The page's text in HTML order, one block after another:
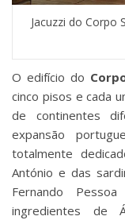
Jacuzzi do Corpo
O edifício do
cinco pisos e cada
de continentes
expansão
totalmente
António e das
Fernando
ingredientes de